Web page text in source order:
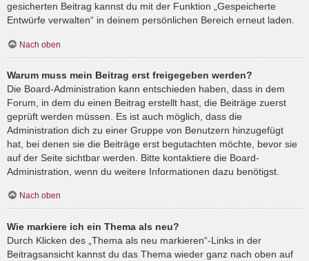
gesicherten Beitrag kannst du mit der Funktion „Gespeicherte
Entwürfe verwalten“ in deinem persönlichen Bereich erneut laden.
Nach oben
Warum muss mein Beitrag erst freigegeben werden?
Die Board-Administration kann entschieden haben, dass in dem
Forum, in dem du einen Beitrag erstellt hast, die Beiträge zuerst
geprüft werden müssen. Es ist auch möglich, dass die
Administration dich zu einer Gruppe von Benutzern hinzugefügt
hat, bei denen sie die Beiträge erst begutachten möchte, bevor sie
auf der Seite sichtbar werden. Bitte kontaktiere die Board-
Administration, wenn du weitere Informationen dazu benötigst.
Nach oben
Wie markiere ich ein Thema als neu?
Durch Klicken des „Thema als neu markieren“-Links in der
Beitragsansicht kannst du das Thema wieder ganz nach oben auf